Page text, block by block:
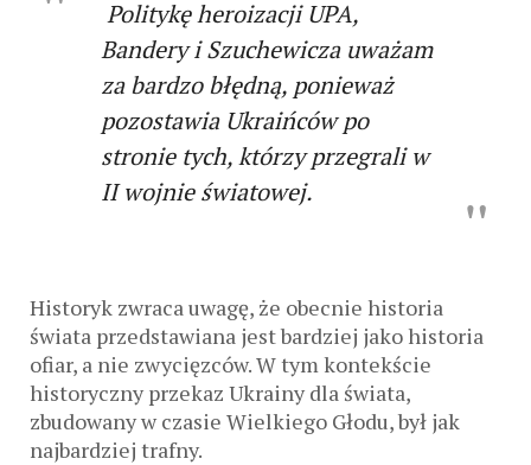
Politykę heroizacji UPA,
Bandery i Szuchewicza uważam
za bardzo błędną, ponieważ
pozostawia Ukraińców po
stronie tych, którzy przegrali w
II wojnie światowej.
Historyk zwraca uwagę, że obecnie historia
świata przedstawiana jest bardziej jako historia
ofiar, a nie zwycięzców. W tym kontekście
historyczny przekaz Ukrainy dla świata,
zbudowany w czasie Wielkiego Głodu, był jak
najbardziej trafny.